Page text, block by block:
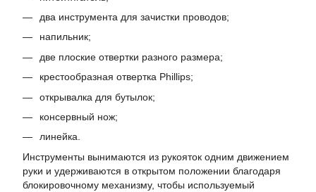
два инструмента для зачистки проводов;
напильник;
две плоские отвертки разного размера;
крестообразная отвертка Phillips;
открывалка для бутылок;
консервный нож;
линейка.
Инструменты вынимаются из рукояток одним движением
руки и удерживаются в открытом положении благодаря
блокировочному механизму, чтобы используемый